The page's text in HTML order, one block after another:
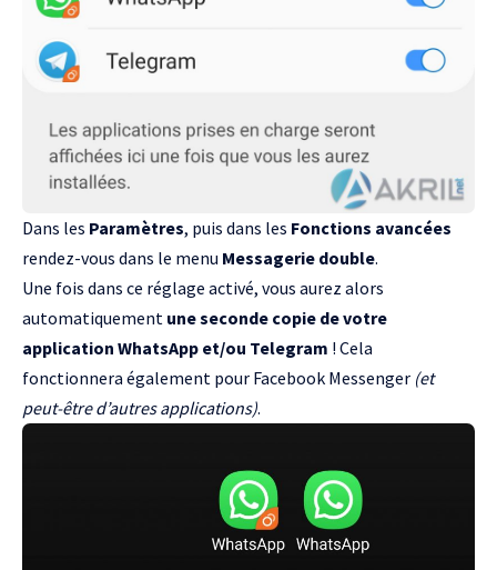
Dans les Paramètres, puis dans les Fonctions avancées
rendez-vous dans le menu Messagerie double.
Une fois dans ce réglage activé, vous aurez alors
automatiquement une seconde copie de votre
application WhatsApp et/ou Telegram ! Cela
fonctionnera également pour Facebook Messenger (et
peut-être d’autres applications).